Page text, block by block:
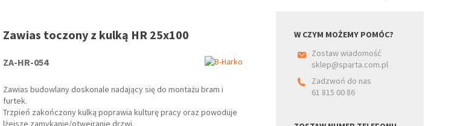
Zawias toczony z kulką HR 25x100
ZA-HR-054
Zawias budowlany doskonale nadający się do montażu bram i
furtek.
Trzpień zakończony kulką poprawia kulturę pracy oraz powoduje
lżejsze zamykanie/otweiranie drzwi.
W CZYM MOŻEMY POMÓC?
Zostaw wiadomość
sklep@sparta.com.pl
Zadzwoń do nas
61 815 00 86